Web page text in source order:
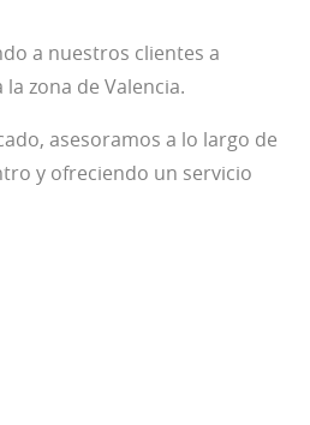
a nuestros clientes a
zona de Valencia.
asesoramos a lo largo de
y ofreciendo un servicio